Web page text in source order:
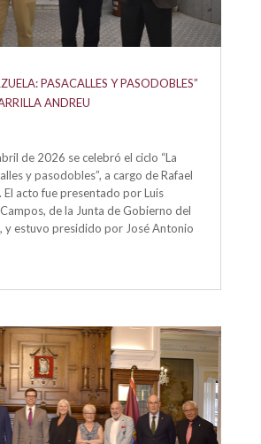
PASACALLES Y PASODOBLES”
ANDREU
de 2026 se celebró el ciclo “La
y pasodobles”, a cargo de Rafael
El acto fue presentado por Luis
de la Junta de Gobierno del
y estuvo presidido por José Antonio